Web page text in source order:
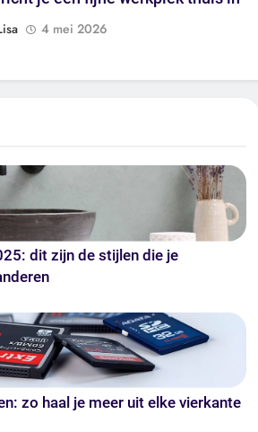
4 mei 2026
dit zijn de stijlen die je
zo haal je meer uit elke vierkante